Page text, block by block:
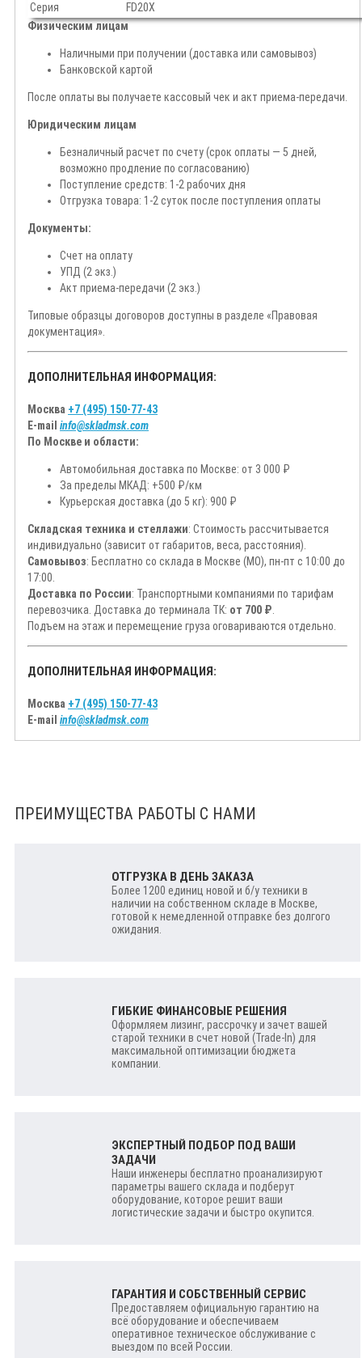
Серия
FD20X
Физическим лицам
Наличными при получении (доставка или самовывоз)
Банковской картой
После оплаты вы получаете кассовый чек и акт приема-передачи.
Юридическим лицам
Безналичный расчет по счету (срок оплаты — 5 дней,
возможно продление по согласованию)
Поступление средств: 1-2 рабочих дня
Отгрузка товара: 1-2 суток после поступления оплаты
Документы:
Счет на оплату
УПД (2 экз.)
Акт приема-передачи (2 экз.)
Типовые образцы договоров доступны в разделе «Правовая
документация».
ДОПОЛНИТЕЛЬНАЯ ИНФОРМАЦИЯ:
Москва +7 (495) 150-77-43
E-mail info@skladmsk.com
По Москве и области:
Автомобильная доставка по Москве: от 3 000 ₽
За пределы МКАД: +500 ₽/км
Курьерская доставка (до 5 кг): 900 ₽
Складская техника и стеллажи: Стоимость рассчитывается
индивидуально (зависит от габаритов, веса, расстояния).
Самовывоз: Бесплатно со склада в Москве (МО), пн-пт с 10:00 до
17:00.
Доставка по России: Транспортными компаниями по тарифам
перевозчика. Доставка до терминала ТК: от 700 ₽
Подъем на этаж и перемещение груза оговариваются отдельно.
ДОПОЛНИТЕЛЬНАЯ ИНФОРМАЦИЯ:
Москва +7 (495) 150-77-43
E-mail info@skladmsk.com
ПРЕИМУЩЕСТВА РАБОТЫ С НАМИ
ОТГРУЗКА В ДЕНЬ ЗАКАЗА
Более 1200 единиц новой и б/у техники в
наличии на собственном складе в Москве,
готовой к немедленной отправке без долгого
ожидания.
ГИБКИЕ ФИНАНСОВЫЕ РЕШЕНИЯ
Оформляем лизинг, рассрочку и зачет вашей
старой техники в счет новой (Trade-In) для
максимальной оптимизации бюджета
компании.
ЭКСПЕРТНЫЙ ПОДБОР ПОД ВАШИ
ЗАДАЧИ
Наши инженеры бесплатно проанализируют
параметры вашего склада и подберут
оборудование, которое решит ваши
логистические задачи и быстро окупится.
ГАРАНТИЯ И СОБСТВЕННЫЙ СЕРВИС
Предоставляем официальную гарантию на
всё оборудование и обеспечиваем
оперативное техническое обслуживание с
выездом по всей России.